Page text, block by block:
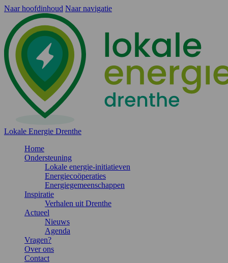
Naar hoofdinhoud Naar navigatie
Lokale Energie Drenthe
Home
Ondersteuning
Lokale energie-initiatieven
Energiecoöperaties
Energiegemeenschappen
Inspiratie
Verhalen uit Drenthe
Actueel
Nieuws
Agenda
Vragen?
Over ons
Contact